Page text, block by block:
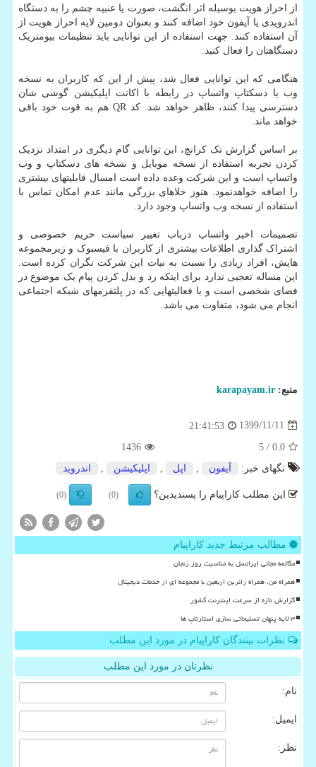
از احراز هویت بوسیله اثر انگشت، صورت یا عنبیه چشم را به دستگاه
اندرویدی یا آیفون خود اضافه کنند و بعنوان دومین لایه احراز هویت از
آن استفاده کنند. جهت استفاده از این توانایی باید تنظیمات بیومتریک
دستگاهتان را فعال کنید.
هنگامی که این توانایی فعال شد، پیش از این که کاربران به نسخه
وب یا دسکتاپ واتساپ در رابطه با اکانت اپلیکیشن گوشی شان
دسترسی پیدا کنند، ظاهر خواهد شد. کد QR هم به قوت خود باقی
خواهد ماند.
بر اساس گزارش تک کرانچ، این توانایی گام دیگری در امتداد نزدیک
کردن تجربه استفاده از نسخه موبایل و نسخه های دسکتاپ و وب
واتساپ است و این شرکت وعده داده است امسال قابلیتهای بیشتری
را اضافه خواهدنمود. هنوز خلاهای بزرگی مانند عدم امکان تماس با
استفاده از نسخه وب واتساپ وجود دارد.
تصمیمات اخیر واتساپ درباب تغییر سیاست حریم خصوصی و
اشتراک گذاری اطلاعات بیشتری از کاربران با فیسبوک و زیرمجموعه
هایش، افراد زیادی را نسبت به نیات این شرکت نگران کرده است.
این مساله تعجبی ندارد برای اینکه رد و بدل کردن پیام یک موضوع در
فضای شخصی است و با فعالیتهایی که در پلتفرمهای شبکه اجتماعی
انجام می شود، متفاوت می باشد.
منبع: karapayam.ir
1399/11/11
21:41:53
0.0
/ 5
1436
تگهای خبر:
آیفون اپل اپلیكیشن اندروید
این مطلب کاراپیام را پسندیدین؟ (0)
(0)
مطالب مرتبط جدید کاراپیام
مکالمه مجانی ایرانسل به مناسبت روز زنجان
همراه من، همراه زائرین اربعین با مجموعه ای از خدمات دیجیتال
گزارش تازه از سرعت اینترنت کشور
۳ لایه پنهان تسلیحاتی سازی استارتاپ ها
نظرات بینندگان کاراپیام در مورد این مطلب
نظرتان در مورد این مطلب
نام:
ایمیل:
نظر: